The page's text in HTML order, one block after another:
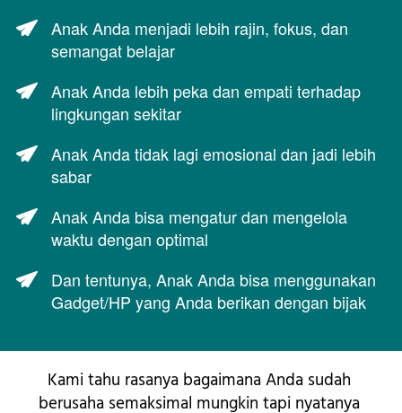
Anak Anda menjadi lebih rajin, fokus, dan
semangat belajar
Anak Anda lebih peka dan empati terhadap
lingkungan sekitar
Anak Anda tidak lagi emosional dan jadi lebih
sabar
Anak Anda bisa mengatur dan mengelola
waktu dengan optimal
Dan tentunya, Anak Anda bisa menggunakan
Gadget/HP yang Anda berikan dengan bijak
Kami tahu rasanya bagaimana Anda sudah